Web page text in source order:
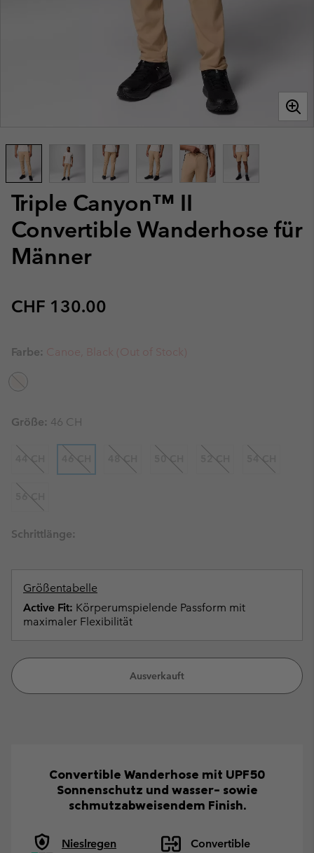
Triple Canyon™ II
Convertible Wanderhose für
Männer
Regular price:
CHF 130.00
Farbe: Canoe, Black (Out of Stock)
Größe: 46 CH
44 CH 46 CH 48 CH 50 CH 52 CH 54 CH
56 CH
Schrittlänge:
Größentabelle
Active Fit: Körperumspielende Passform mit
maximaler Flexibilität
Ausverkauft
Convertible Wanderhose mit UPF50
Sonnenschutz und wasser- sowie
schmutzabweisendem Finish.
Nieslregen Convertible